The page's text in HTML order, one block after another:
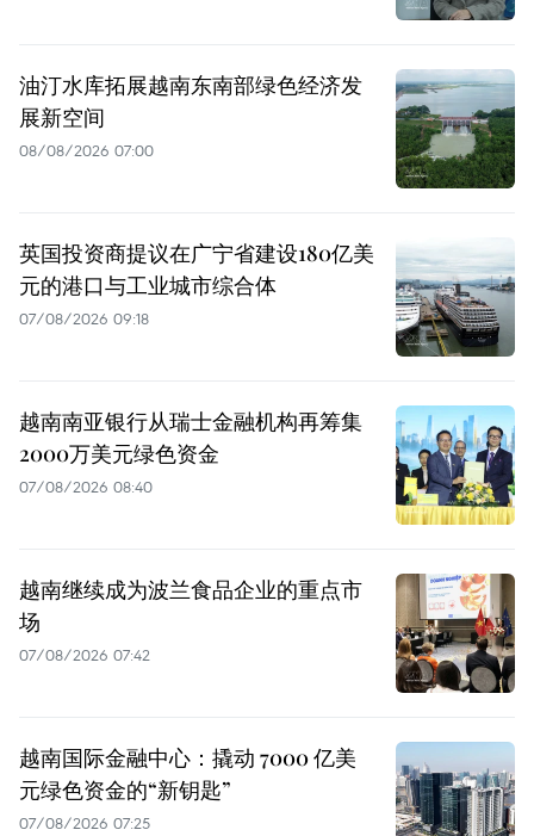
油汀水库拓展越南东南部绿色经济发
展新空间
08/08/2026 07:00
英国投资商提议在广宁省建设180亿美
元的港口与工业城市综合体
07/08/2026 09:18
越南南亚银行从瑞士金融机构再筹集
2000万美元绿色资金
07/08/2026 08:40
越南继续成为波兰食品企业的重点市
场
07/08/2026 07:42
越南国际金融中心：撬动 7000 亿美
元绿色资金的“新钥匙”
07/08/2026 07:25